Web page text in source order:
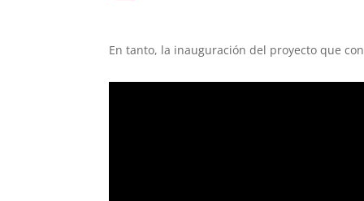
En tanto, la inauguración del proyecto que